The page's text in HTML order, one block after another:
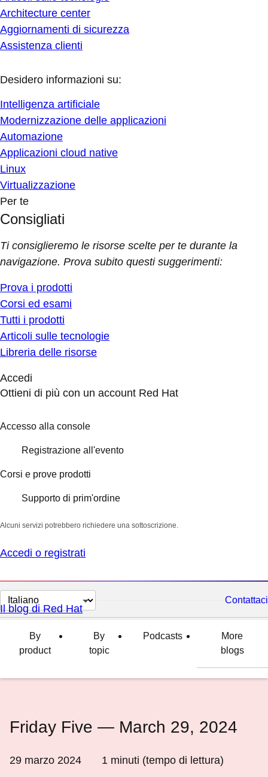
Architecture center
Aggiornamenti di sicurezza
Assistenza clienti
Desidero informazioni su:
Intelligenza artificiale
Modernizzazione delle applicazioni
Automazione
Applicazioni cloud native
Linux
Virtualizzazione
Per te
Consigliati
Ti consiglieremo le risorse scelte per te durante la
navigazione. Prova subito questi suggerimenti:
Prova i prodotti
Corsi ed esami
Tutti i prodotti
Articoli sulle tecnologie
Libreria delle risorse
Accedi
Ottieni di più con un account Red Hat
Accesso alla console
Registrazione all'evento
Corsi e prove prodotti
Supporto di prim'ordine
Alcuni servizi potrebbero richiedere una sottoscrizione.
Accedi o registrati
Cambia
lingua
Contattaci
Il blog di Red Hat
By
product
By
topic
Podcasts
More
blogs
Friday Five — March 29, 2024
29 marzo 2024 1 minuti (tempo di lettura)